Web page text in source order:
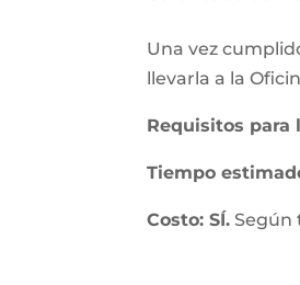
Una vez
llevarla a la
Requisitos para
Tiempo
Costo: SÍ. Según